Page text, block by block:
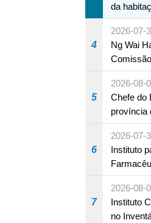
da
A12 da
4
2026-07-
Ng Wai
Hengqin
5
2026-08-
Chefe do
província
em
6
2026-07-
Instituto
produto
ocidentais
7
2026-08-
Instituto
no